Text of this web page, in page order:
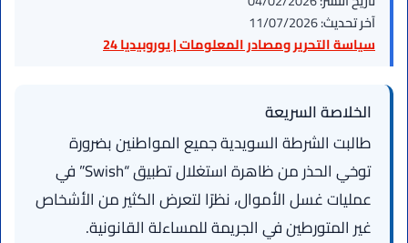
آخر تحديث:11/07/2026
سياسة التحرير ومصادر المعلومات | يوروبيديا 24
الخلاصة السريعة
طالبت الشرطة السويدية جميع المواطنين بضرورة
توخي الحذر من ظاهرة استغلال تطبيق “Swish” في
عمليات غسل الأموال، نظرًا لتعرض الكثير من الأشخاص
غير المتورطين في الجريمة للمساءلة القانونية.